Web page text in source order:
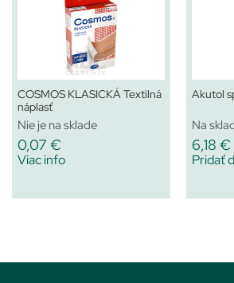
COSMOS KLASICKÁ Textilná
náplasť
Nie je na sklade
0,07 €
Viac info
Akutol
Na
6,18 €
Pridať